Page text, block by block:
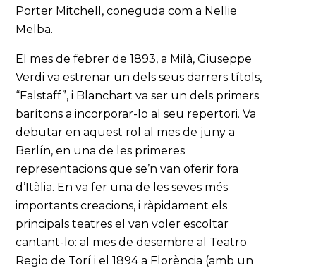
Porter Mitchell, coneguda com a Nellie
Melba.
El mes de febrer de 1893, a Milà, Giuseppe
Verdi va estrenar un dels seus darrers títols,
“Falstaff”, i Blanchart va ser un dels primers
barítons a incorporar-lo al seu repertori. Va
debutar en aquest rol al mes de juny a
Berlín, en una de les primeres
representacions que se’n van oferir fora
d’Itàlia. En va fer una de les seves més
importants creacions, i ràpidament els
principals teatres el van voler escoltar
cantant-lo: al mes de desembre al Teatro
Regio de Torí i el 1894 a Florència (amb un